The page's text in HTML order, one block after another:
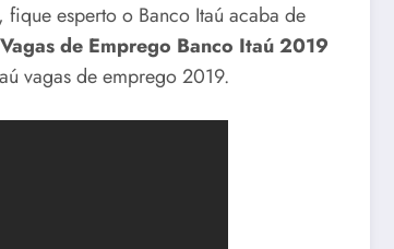
esperto o Banco Itaú acaba de
Vagas de Emprego Banco Itaú 2019
vagas de emprego 2019.